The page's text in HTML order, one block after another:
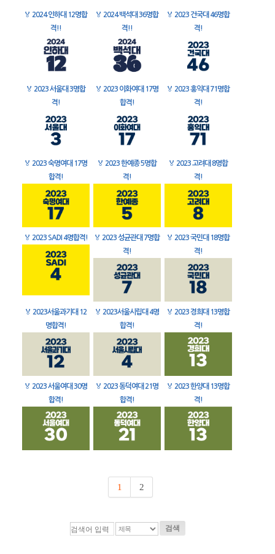
🏅 2024 인하대 12명합
격!!
🏅 2024 백석대 36명합
격!!
🏅 2023 건국대 46명합
격!
🏅 2023 서울대 3명합
격!
🏅 2023 이화여대 17명
합격!
🏅 2023 홍익대 71명합
격!
🏅 2023 숙명여대 17명
합격!
🏅 2023 한예종 5명합
격!
🏅 2023 고려대 8명합
격!
🏅 2023 SADI 4명합격! 🏅 2023 성균관대 7명합
격!
🏅 2023 국민대 18명합
격!
🏅 2023서울과기대 12
명합격!
🏅 2023서울시립대 4명
합격!
🏅 2023 경희대 13명합
격!
🏅 2023 서울여대 30명
합격!
🏅 2023 동덕여대 21명
합격!
🏅 2023 한양대 13명합
격!
1 2
검색